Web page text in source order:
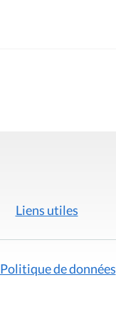
Liens utiles
Politique de données